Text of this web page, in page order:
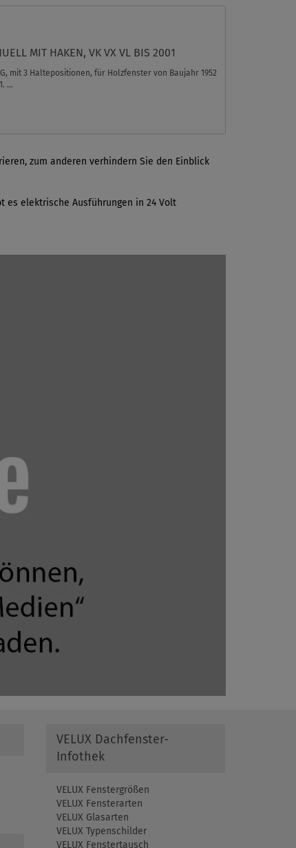
MIT HAKEN, VK VX VL BIS 2001
mit 3 Haltepositionen, für Holzfenster von Baujahr 1952
...
zum anderen verhindern Sie den Einblick
es elektrische Ausführungen in 24 Volt
VELUX Dachfenster-
Infothek
VELUX Fenstergrößen
VELUX Fensterarten
VELUX Glasarten
VELUX Typenschilder
VELUX Fenstertausch